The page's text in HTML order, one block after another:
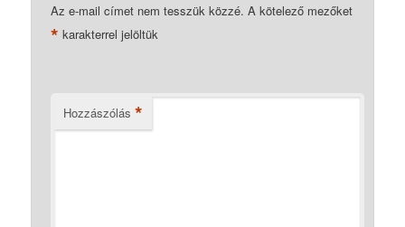
Az e-mail címet nem tesszük közzé. A kötelező mezőket
* karakterrel jelöltük
Hozzászólás *